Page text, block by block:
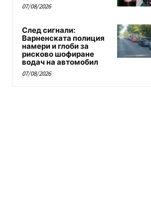
07/08/2026
След сигнали:
Варненската полиция
намери и глоби за
рисково шофиране
водач на автомобил
07/08/2026